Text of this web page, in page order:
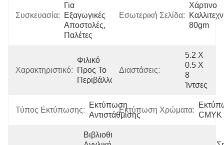
Συσκευασία:
Για
Εξαγωγικές
Αποστολές,
Παλέτες
Εσωτερική Σελίδα:
Χάρτινο
80gm
Χαρακτηριστικό:
Φιλικό
Προς Το
Περιβάλλον
Διαστάσεις:
5.2 X
0.5 X
8
Ίντσες
Τύπος Εκτύπωσης:
Εκτύπωση
Αντιστάθμισης
Εκτύπωση Χρώματα:
CMYK
Βιβλιοθήκη,